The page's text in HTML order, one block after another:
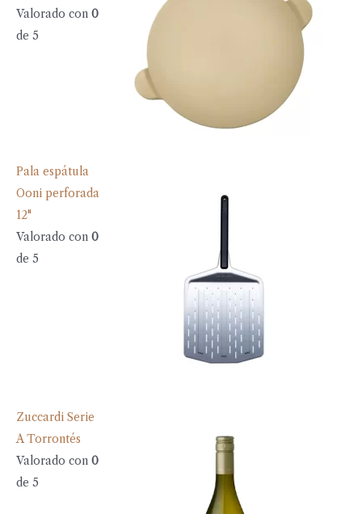
Valorado con 0
de 5
Pala espátula
Ooni perforada
12"
Valorado con 0
de 5
Zuccardi Serie
A Torrontés
Valorado con 0
de 5